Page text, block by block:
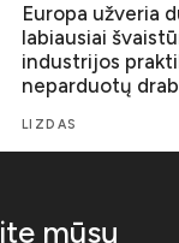
Europa užveria
labiausiai
industrijos
neparduotų
LIZDAS
mūsų